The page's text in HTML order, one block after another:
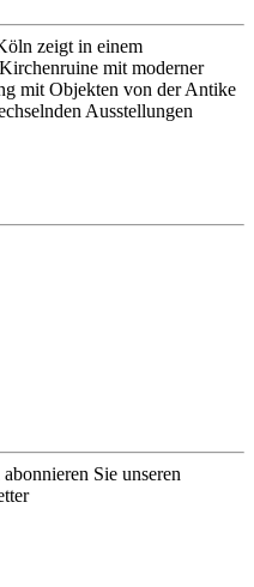
zeigt in einem
mit moderner
mit Objekten von der Antike
Ausstellungen
Sie unseren